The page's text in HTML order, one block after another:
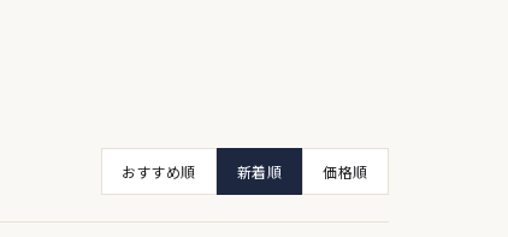
おすすめ順 新着順 価格順